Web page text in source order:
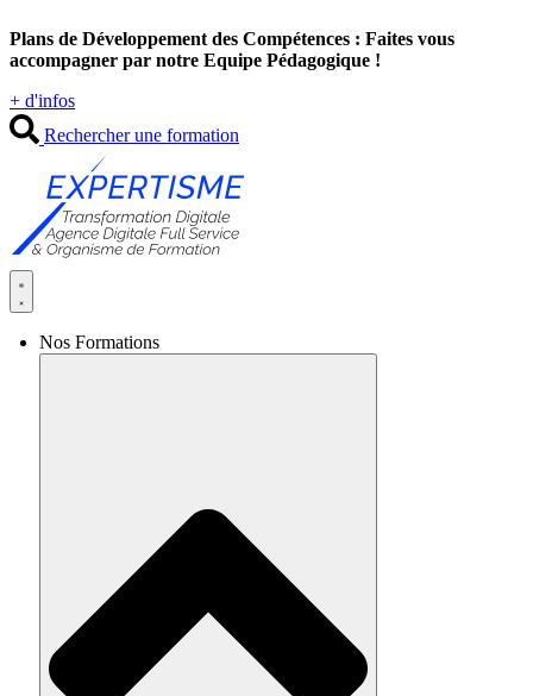
au
contenu
Plans de Développement des Compétences : Faites vous
accompagner par notre Equipe Pédagogique !
+ d'infos
Rechercher une formation
Nos Formations